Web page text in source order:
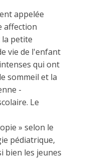
appelée
affection
petite
vie de l'enfant
qui ont
sommeil et la
-
Le
» selon le
pédiatrique,
bien les jeunes